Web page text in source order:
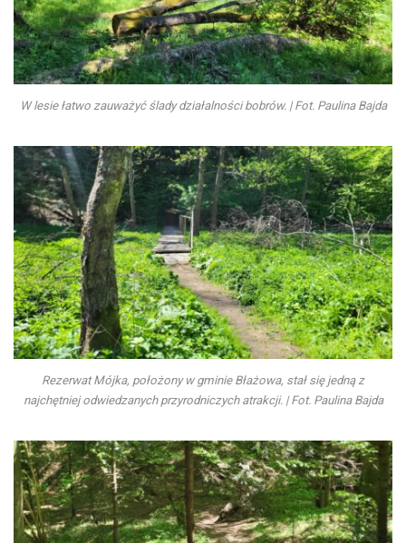
W lesie łatwo zauważyć ślady działalności bobrów. | Fot. Paulina Bajda
Rezerwat Mójka, położony w gminie Błażowa, stał się jedną z
najchętniej odwiedzanych przyrodniczych atrakcji. | Fot. Paulina Bajda